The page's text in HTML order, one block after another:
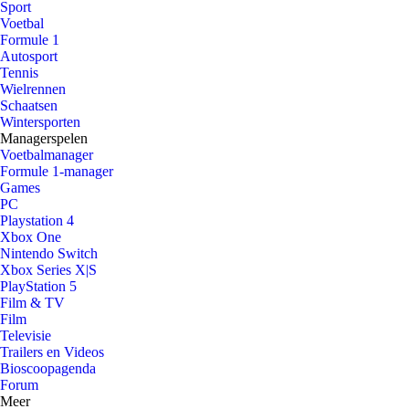
Sport
Voetbal
Formule 1
Autosport
Tennis
Wielrennen
Schaatsen
Wintersporten
Managerspelen
Voetbalmanager
Formule 1-manager
Games
PC
Playstation 4
Xbox One
Nintendo Switch
Xbox Series X|S
PlayStation 5
Film & TV
Film
Televisie
Trailers en Videos
Bioscoopagenda
Forum
Meer